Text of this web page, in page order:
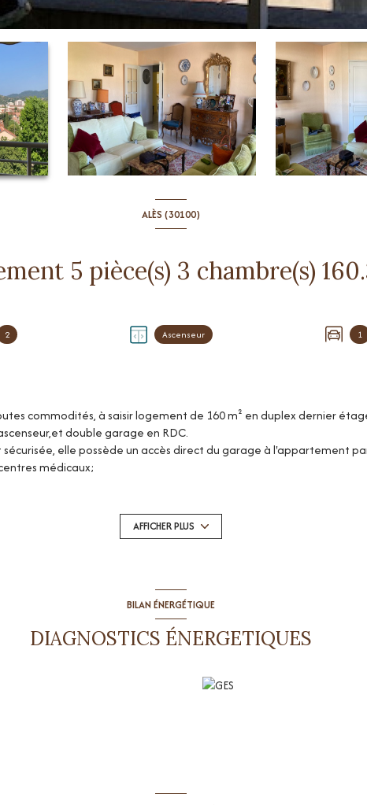
ALÈS (30100)
2 Ascenseur 1
commodités, à saisir logement de 160 m² en duplex dernier
double garage en RDC.
elle possède un accès direct du garage à l'appartement
médicaux;
) ,nous découvrons un accès par porte blindée, un vaste hall (10m²), un
14 m² avec vue dégagée ,une cuisine équipée indépendante (18m²)
une belle luminosité, l'appartement est climatisé, habitable en
de mise au goût du jour pourraient lui apporter plus de modernité (
AFFICHER PLUS
BILAN ÉNERGÉTIQUE
DIAGNOSTICS ÉNERGETIQUES